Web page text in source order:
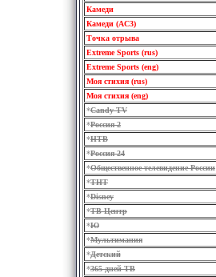
Камеди
Камеди (AC3)
Точка отрыва
Extreme Sports (rus)
Extreme Sports (eng)
Моя стихия (rus)
Моя стихия (eng)
*Candy TV
*Россия 2
*НТВ
*Россия 24
*Общественное телевидение России
*ТНТ
*Disney
*ТВ Центр
*Ю
*Мультимания
*Детский
*365 дней ТВ